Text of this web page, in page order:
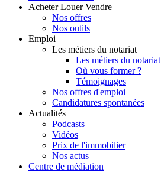
Acheter Louer Vendre
Nos offres
Nos outils
Emploi
Les métiers du notariat
Les métiers du notariat
Où vous former ?
Témoignages
Nos offres d'emploi
Candidatures spontanées
Actualités
Podcasts
Vidéos
Prix de l'immobilier
Nos actus
Centre de médiation